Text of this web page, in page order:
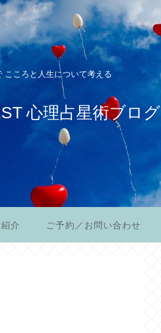
こころと人生について考える
心理占星術ブログ
介 ご予約／お問い合わせ